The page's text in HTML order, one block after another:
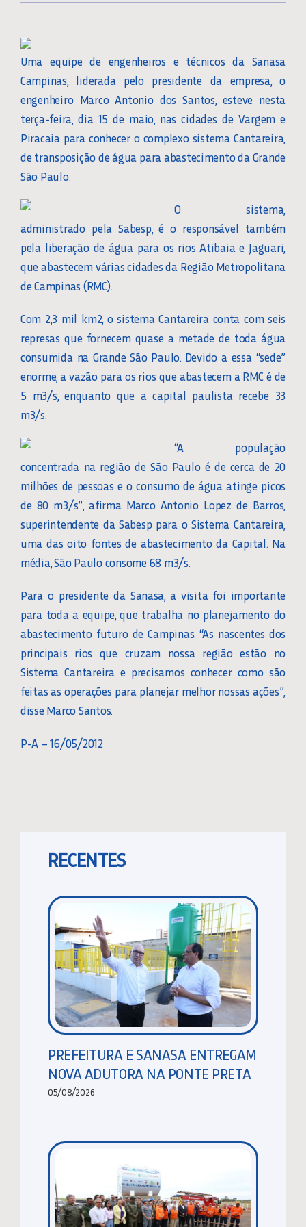
Uma equipe de engenheiros e técnicos da Sanasa
Campinas, liderada pelo presidente da empresa, o
engenheiro Marco Antonio dos Santos, esteve nesta
terça-feira, dia 15 de maio, nas cidades de Vargem e
Piracaia para conhecer o complexo sistema Cantareira,
de transposição de água para abastecimento da Grande
São Paulo.
O sistema,
administrado pela Sabesp, é o responsável também
pela liberação de água para os rios Atibaia e Jaguari,
que abastecem várias cidades da Região Metropolitana
de Campinas (RMC).
Com 2,3 mil km2, o sistema Cantareira conta com seis
represas que fornecem quase a metade de toda água
consumida na Grande São Paulo. Devido a essa “sede”
enorme, a vazão para os rios que abastecem a RMC é de
5 m3/s, enquanto que a capital paulista recebe 33
m3/s.
“A população
concentrada na região de São Paulo é de cerca de 20
milhões de pessoas e o consumo de água atinge picos
de 80 m3/s”, afirma Marco Antonio Lopez de Barros,
superintendente da Sabesp para o Sistema Cantareira,
uma das oito fontes de abastecimento da Capital. Na
média, São Paulo consome 68 m3/s.
Para o presidente da Sanasa, a visita foi importante
para toda a equipe, que trabalha no planejamento do
abastecimento futuro de Campinas. “As nascentes dos
principais rios que cruzam nossa região estão no
Sistema Cantareira e precisamos conhecer como são
feitas as operações para planejar melhor nossas ações”,
disse Marco Santos.
P-A – 16/05/2012
RECENTES
PREFEITURA E SANASA ENTREGAM
NOVA ADUTORA NA PONTE PRETA
05/08/2026